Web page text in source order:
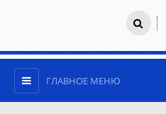
ГЛАВНОЕ МЕНЮ